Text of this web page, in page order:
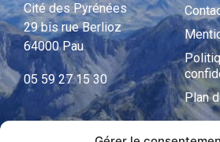
Cité des Pyrénées
29 bis rue Berlioz
64000 Pau
05 59 27 15 30
Plan